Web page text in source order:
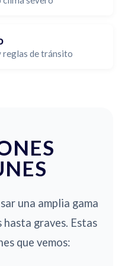
reglas de tránsito
una amplia gama
hasta graves. Estas
que vemos: